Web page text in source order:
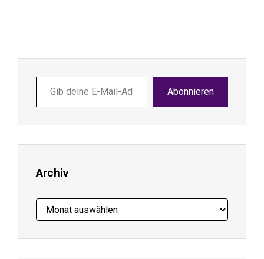
deine
E-
ein ...
Abonnieren
Archiv
Archiv